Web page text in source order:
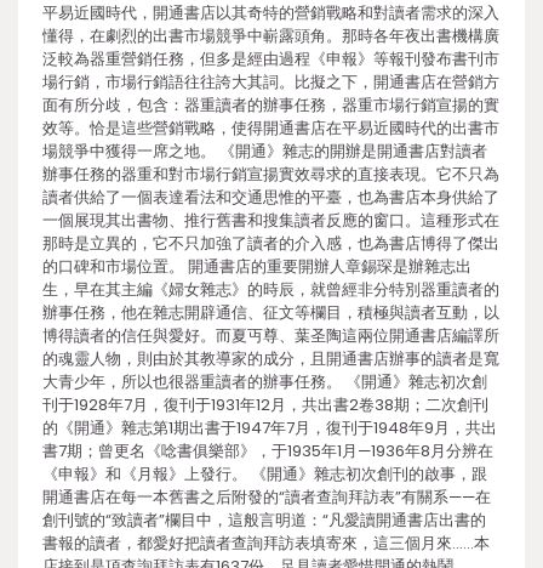
平易近國時代，開通書店以其奇特的營銷戰略和對讀者需求的深入
懂得，在劇烈的出書市場競爭中嶄露頭角。那時各年夜出書機構廣
泛較為器重營銷任務，但多是經由過程《申報》等報刊發布書刊市
場行銷，市場行銷語往往誇大其詞。比擬之下，開通書店在營銷方
面有所分歧，包含：器重讀者的辦事任務，器重市場行銷宣揚的實
效等。恰是這些營銷戰略，使得開通書店在平易近國時代的出書市
場競爭中獲得一席之地。 《開通》雜志的開辦是開通書店對讀者
辦事任務的器重和對市場行銷宣揚實效尋求的直接表現。它不只為
讀者供給了一個表達看法和交通思惟的平臺，也為書店本身供給了
一個展現其出書物、推行舊書和搜集讀者反應的窗口。這種形式在
那時是立異的，它不只加強了讀者的介入感，也為書店博得了傑出
的口碑和市場位置。 開通書店的重要開辦人章錫琛是辦雜志出
生，早在其主編《婦女雜志》的時辰，就曾經非分特別器重讀者的
辦事任務，他在雜志開辟通信、征文等欄目，積極與讀者互動，以
博得讀者的信任與愛好。而夏丏尊、葉圣陶這兩位開通書店編譯所
的魂靈人物，則由於其教導家的成分，且開通書店辦事的讀者是寬
大青少年，所以也很器重讀者的辦事任務。 《開通》雜志初次創
刊于1928年7月，復刊于1931年12月，共出書2卷38期；二次創刊
的《開通》雜志第1期出書于1947年7月，復刊于1948年9月，共出
書7期；曾更名《唸書俱樂部》，于1935年1月—1936年8月分辨在
《申報》和《月報》上發行。 《開通》雜志初次創刊的啟事，跟
開通書店在每一本舊書之后附發的“讀者查詢拜訪表”有關系——在
創刊號的“致讀者”欄目中，這般言明道：“凡愛讀開通書店出書的
書報的讀者，都愛好把讀者查詢拜訪表填寄來，這三個月來……本